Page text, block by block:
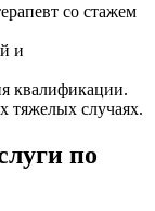
со стажем
и
квалификации.
тяжелых случаях.
по